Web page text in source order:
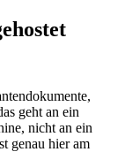
geht an ein
nicht an ein
genau hier am